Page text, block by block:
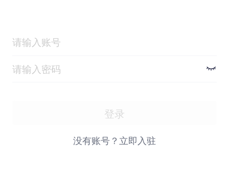
登录
没有账号？立即入驻